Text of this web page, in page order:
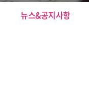
뉴스&공지사항